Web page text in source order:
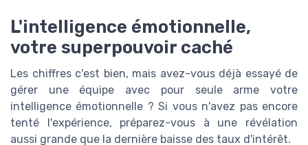
L'intelligence émotionnelle,
votre superpouvoir caché
Les chiffres c'est bien, mais avez-vous déjà essayé de
gérer une équipe avec pour seule arme votre
intelligence émotionnelle ? Si vous n'avez pas encore
tenté l'expérience, préparez-vous à une révélation
aussi grande que la dernière baisse des taux d'intérêt.